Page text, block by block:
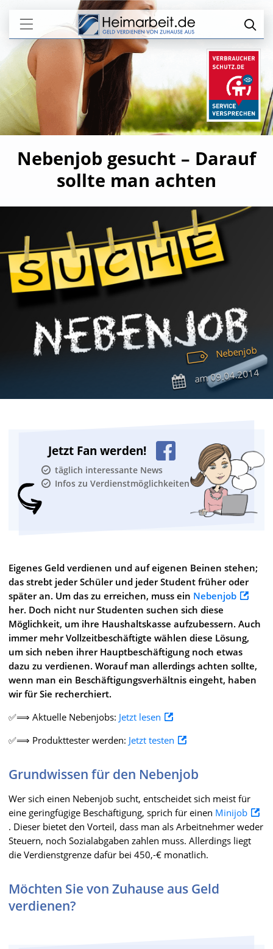
Nebenjob gesucht – Darauf
sollte man achten
Nebenjob
am09.04.2014
Jetzt Fan werden!
täglich interessante News
Infos zu Verdienstmöglichkeiten
Eigenes Geld verdienen und auf eigenen Beinen stehen;
das strebt jeder Schüler und jeder Student früher oder
später an. Um das zu erreichen, muss ein Nebenjob
her. Doch nicht nur Studenten suchen sich diese
Möglichkeit, um ihre Haushaltskasse aufzubessern. Auch
immer mehr Vollzeitbeschäftigte wählen diese Lösung,
um sich neben ihrer Hauptbeschäftigung noch etwas
dazu zu verdienen. Worauf man allerdings achten sollte,
wenn man ein Beschäftigungsverhältnis eingeht, haben
wir für Sie recherchiert.
✅⟹ Aktuelle Nebenjobs: Jetzt lesen
✅⟹ Produkttester werden: Jetzt testen
Grundwissen für den Nebenjob
Wer sich einen Nebenjob sucht, entscheidet sich meist für
eine geringfügige Beschäftigung, sprich für einen Minijob
. Dieser bietet den Vorteil, dass man als Arbeitnehmer weder
Steuern, noch Sozialabgaben zahlen muss. Allerdings liegt
die Verdienstgrenze dafür bei 450,-€ monatlich.
Möchten Sie von Zuhause aus Geld
verdienen?